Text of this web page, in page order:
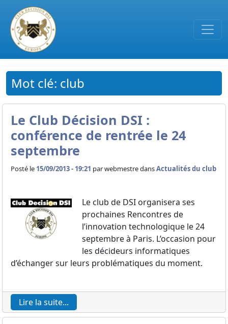
Passer au contenu principal
Mot clé: club
Le Club Décision DSI :
conférence de rentrée le 24
septembre
Posté le 15/09/2013 - 19:21 parwebmestre dansActualités du club
Le club de DSI organisera ses
prochaines Rencontres de
l’innovation technologique le 24
septembre à Paris. L’occasion pour
les décideurs informatiques
d’échanger sur leurs problématiques du moment.
Lire la suite...